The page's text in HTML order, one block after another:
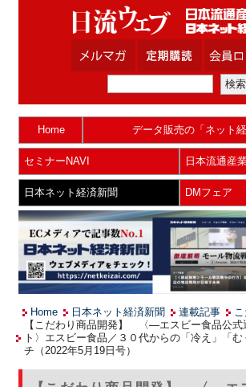
Home データ販売の「ネット経
セミナーNAVI 日本流通産
日本ネット経済新聞 DMフェア
Home 日本ネット経済新聞 連載記事
【こだわり商品開発】 〈―エスビー食品公
ト〉エスビー食品／３０代からの「冷え」「
チ（2022年5月19日号）